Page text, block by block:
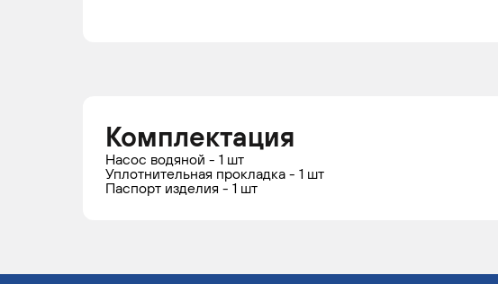
Комплектация
Насос водяной - 1 шт
Уплотнительная прокладка - 1 шт
Паспорт изделия - 1 шт